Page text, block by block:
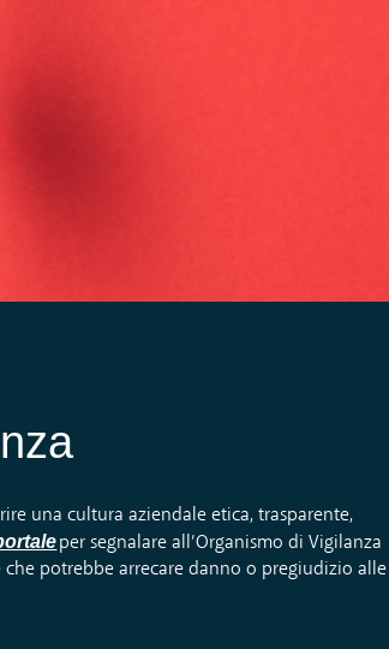
una cultura aziendale etica, trasparente,
per segnalare all’Organismo di Vigilanza
potrebbe arrecare danno o pregiudizio alle